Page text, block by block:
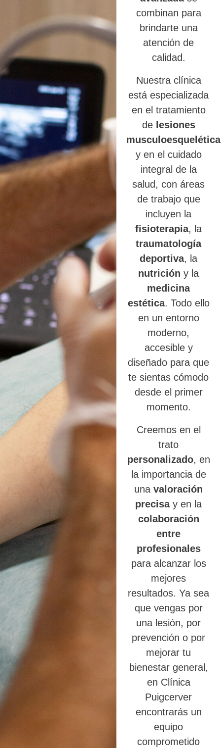
combinan para
brindarte una
atención de
calidad.
Nuestra clínica
está especializada
en el tratamiento
de lesiones
y en el cuidado
integral de la
salud, con áreas
de trabajo que
incluyen la
fisioterapia, la
traumatología
deportiva, la
nutrición y la
medicina
estética. Todo ello
en un entorno
moderno,
accesible y
diseñado para que
te sientas cómodo
desde el primer
momento.
Creemos en el
trato
personalizado, en
la importancia de
unavaloración
precisay en la
colaboración
entre
profesionales
para alcanzar los
mejores
resultados. Ya sea
que vengas por
una lesión, por
prevención o por
mejorar tu
bienestar general,
en Clínica
Puigcerver
encontrarás un
equipo
comprometido